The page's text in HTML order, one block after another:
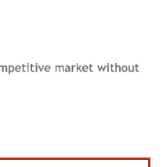
BY 4.0の表示が必要です。